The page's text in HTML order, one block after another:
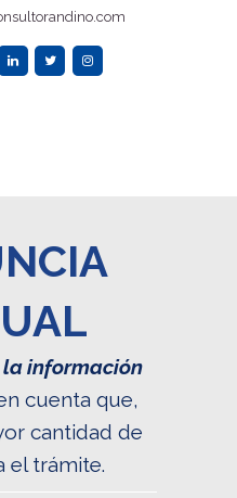
información
cuenta que,
cantidad de
el trámite.